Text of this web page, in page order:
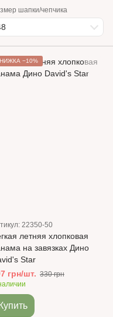
шапки/чепчика
−10%
22350-50
летняя хлопковая
на завязках Дино
Star
грн/шт. 330 грн
Купить